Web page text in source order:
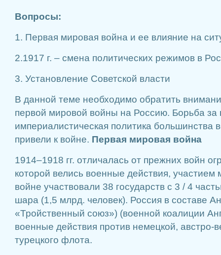
Вопросы:
1. Первая мировая война и ее влияние на
2.1917 г. – смена политических режимов в
3. Установление Советской власти
В данной теме необходимо обратить
первой мировой войны на Россию. Борьба за
империалистическая политика
привели к войне. Первая мировая война
1914–1918 гг. отличалась от прежних войн
которой велись военные действия,
войне участвовали 38 государств с 3 / 4
шара (1,5 млрд. человек). Россия в составе
«Тройственный союз») (военной коалиции
военные действия против немецкой, австро-
турецкого флота.